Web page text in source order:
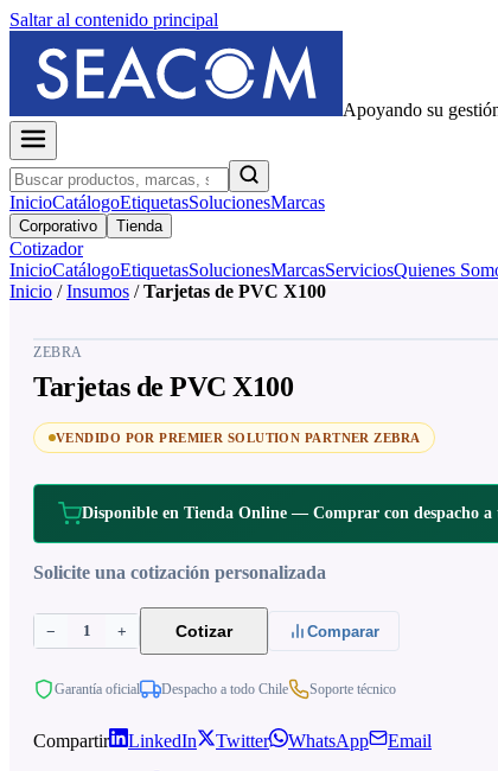
Saltar al contenido principal
Apoyando su
InicioCatálogoEtiquetasSolucionesMarcas
Corporativo Tienda
Cotizador
InicioCatálogoEtiquetasSolucionesMarcasServiciosQuienes
Inicio / Insumos / Tarjetas de PVC X100
ZEBRA
Tarjetas de PVC X100
VENDIDO POR PREMIER SOLUTION PARTNER ZEBRA
Disponible en Tienda Online — Comprar con despacho a
Solicite una cotización personalizada
− 1 + Cotizar Comparar
Garantía oficial Despacho a todo Chile Soporte técnico
Compartir LinkedIn Twitter WhatsApp Email